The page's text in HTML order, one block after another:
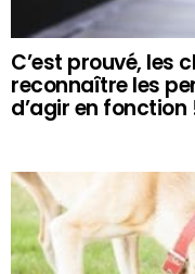
C’est prouvé, les
reconnaître les
d’agir en fonction